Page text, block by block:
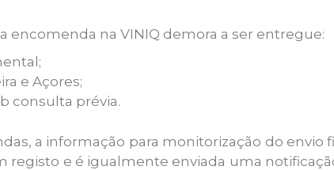
encomenda na VINIQ demora a ser entregue:
e Açores;
consulta prévia.
a informação para monitorização do
e é igualmente enviada uma